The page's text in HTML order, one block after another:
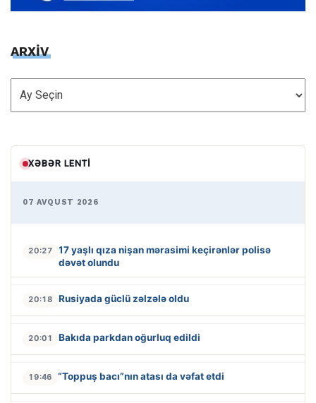
ARXİV
ARXİV
XƏBƏR LENTI
07 AVQUST 2026
20:27
17 yaşlı qıza nişan mərasimi keçirənlər polisə
dəvət olundu
20:18 Rusiyada güclü zəlzələ oldu
20:01 Bakıda parkdan oğurluq edildi
19:46 “Toppuş bacı”nın atası da vəfat etdi